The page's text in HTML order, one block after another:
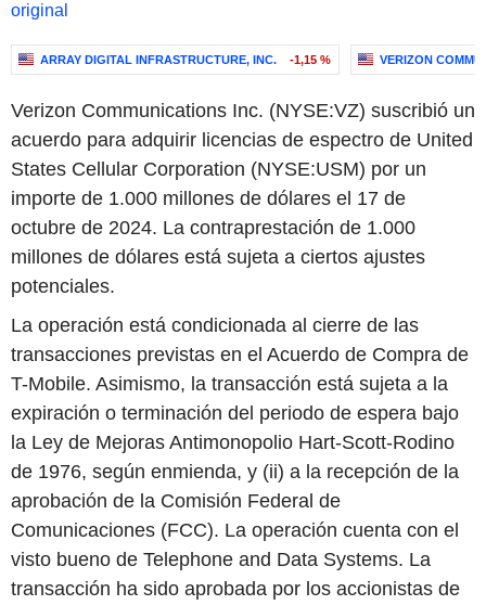
original
ARRAY DIGITAL INFRASTRUCTURE, INC. -1,15 % VERIZON
Verizon Communications Inc. (NYSE:VZ) suscribió un
acuerdo para adquirir licencias de espectro de United
States Cellular Corporation (NYSE:USM) por un
importe de 1.000 millones de dólares el 17 de
octubre de 2024. La contraprestación de 1.000
millones de dólares está sujeta a ciertos ajustes
potenciales.
La operación está condicionada al cierre de las
transacciones previstas en el Acuerdo de Compra de
T-Mobile. Asimismo, la transacción está sujeta a la
expiración o terminación del periodo de espera bajo
la Ley de Mejoras Antimonopolio Hart-Scott-Rodino
de 1976, según enmienda, y (ii) a la recepción de la
aprobación de la Comisión Federal de
Comunicaciones (FCC). La operación cuenta con el
visto bueno de Telephone and Data Systems. La
transacción ha sido aprobada por los accionistas de